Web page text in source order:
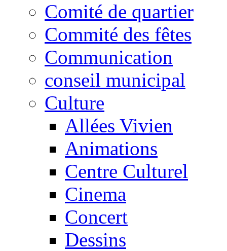
Comité de quartier
Commité des fêtes
Communication
conseil municipal
Culture
Allées Vivien
Animations
Centre Culturel
Cinema
Concert
Dessins